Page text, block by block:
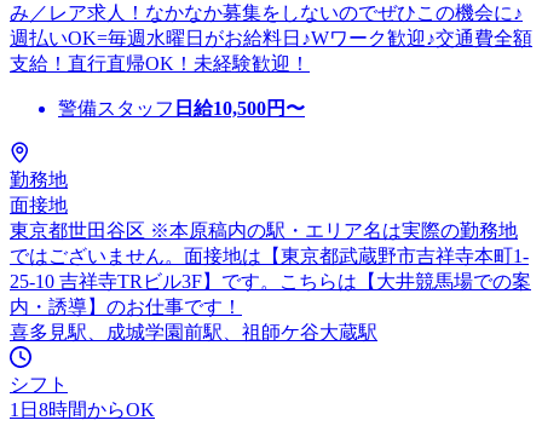
み／レア求人！なかなか募集をしないのでぜひこの機会に♪
週払いOK=毎週水曜日がお給料日♪Wワーク歓迎♪交通費全額
支給！直行直帰OK！未経験歓迎！
警備スタッフ 日給10,500円〜
勤務地
面接地
東京都世田谷区 ※本原稿内の駅・エリア名は実際の勤務地
ではございません。面接地は【東京都武蔵野市吉祥寺本町1-
25-10 吉祥寺TRビル3F】です。こちらは【大井競馬場での案
内・誘導】のお仕事です！
喜多見駅、成城学園前駅、祖師ケ谷大蔵駅
シフト
1日8時間からOK